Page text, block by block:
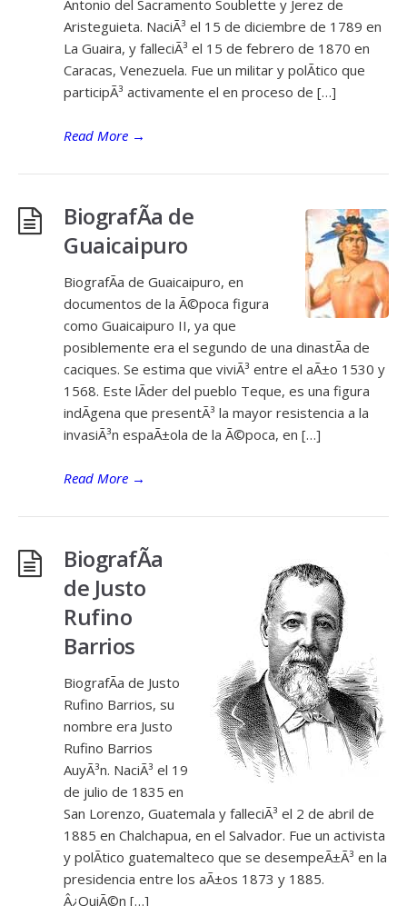
Antonio del Sacramento Soublette y Jerez de
Aristeguieta. NaciÃ³ el 15 de diciembre de 1789 en
La Guaira, y falleciÃ³ el 15 de febrero de 1870 en
Caracas, Venezuela. Fue un militar y polÃ­tico que
participÃ³ activamente el en proceso de […]
Read More →
BiografÃ­a de
Guaicaipuro
BiografÃ­a de Guaicaipuro, en
documentos de la Ã©poca figura
como Guaicaipuro II, ya que
posiblemente era el segundo de una dinastÃ­a de
caciques. Se estima que viviÃ³ entre el aÃ±o 1530 y
1568. Este lÃ­der del pueblo Teque, es una figura
indÃ­gena que presentÃ³ la mayor resistencia a la
invasiÃ³n espaÃ±ola de la Ã©poca, en […]
Read More →
BiografÃ­a
de Justo
Rufino
Barrios
BiografÃ­a de Justo
Rufino Barrios, su
nombre era Justo
Rufino Barrios
AuyÃ³n. NaciÃ³ el 19
de julio de 1835 en
San Lorenzo, Guatemala y falleciÃ³ el 2 de abril de
1885 en Chalchapua, en el Salvador. Fue un activista
y polÃ­tico guatemalteco que se desempeÃ±Ã³ en la
presidencia entre los aÃ±os 1873 y 1885.
Â¿QuiÃ©n […]